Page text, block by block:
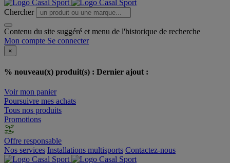
Chercher
Contenu du site suggéré et menu de l'historique de recherche
Mon compte Se connecter
×
% nouveau(x) produit(s) : Dernier ajout :
Voir mon panier
Poursuivre mes achats
Tous nos produits
Promotions
Offre responsable
Nos services Installations multisports Contactez-nous